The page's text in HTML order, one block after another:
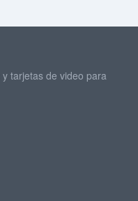
tarjetas de video para